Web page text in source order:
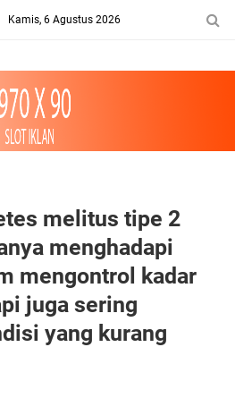
Kamis, 6 Agustus 2026
melitus tipe 2
menghadapi
mengontrol kadar
juga sering
yang kurang